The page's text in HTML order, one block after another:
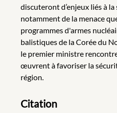
discuteront d’enjeux liés à
notamment de la menace
programmes d'armes
balistiques de la Corée du
le premier ministre
œuvrent à favoriser la
région.
Citation